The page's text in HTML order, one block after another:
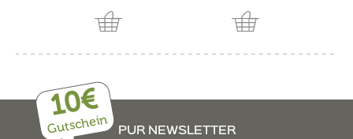
10€
Gutschein
PUR NEWSLETTER